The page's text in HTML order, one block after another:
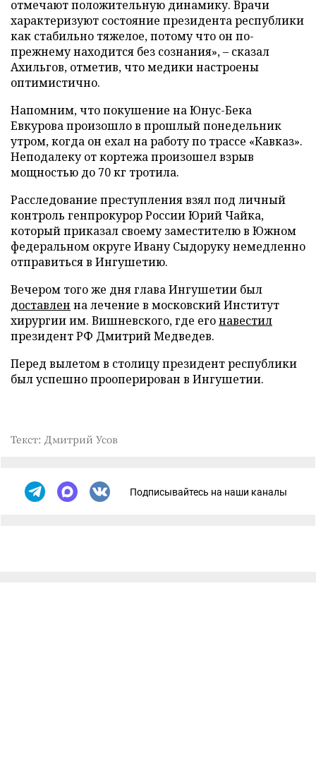
отмечают положительную динамику. Врачи
характеризуют состояние президента республики
как стабильно тяжелое, потому что он по-
прежнему находится без сознания», – сказал
Ахильгов, отметив, что медики настроены
оптимистично.
Напомним, что покушение на Юнус-Бека
Евкурова произошло в прошлый понедельник
утром, когда он ехал на работу по трассе «Кавказ».
Неподалеку от кортежа произошел взрыв
мощностью до 70 кг тротила.
Расследование преступления взял под личный
контроль генпрокурор России Юрий Чайка,
который приказал своему заместителю в Южном
федеральном округе Ивану Сыдоруку немедленно
отправиться в Ингушетию.
Вечером того же дня глава Ингушетии был
доставлен на лечение в московский Институт
хирургии им. Вишневского, где егонавестил
президент РФ Дмитрий Медведев.
Перед вылетом в столицу президент республики
был успешно прооперирован в Ингушетии.
Текст: Дмитрий Усов
Подписывайтесь на наши каналы